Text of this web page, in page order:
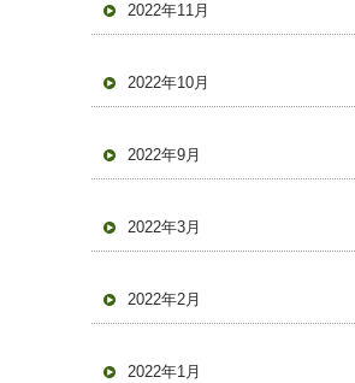
2022年11月
2022年10月
2022年9月
2022年3月
2022年2月
2022年1月